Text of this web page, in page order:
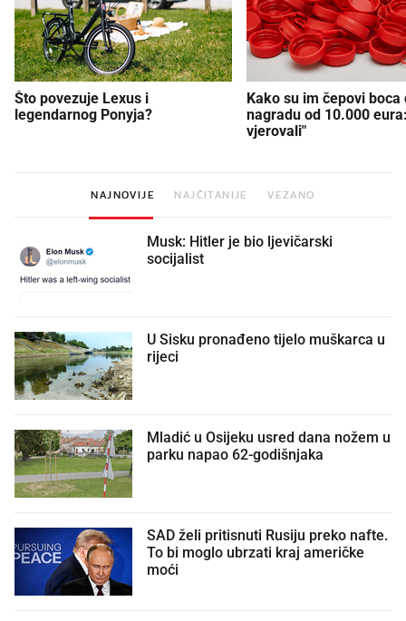
Što povezuje Lexus i
legendarnog Ponyja?
Kako su im čepovi boca
nagradu od 10.000
vjerovali"
NAJNOVIJE NAJČITANIJE VEZANO
Musk: Hitler je bio ljevičarski
socijalist
U Sisku pronađeno tijelo muškarca u
rijeci
Mladić u Osijeku usred dana nožem u
parku napao 62-godišnjaka
SAD želi pritisnuti Rusiju preko nafte.
To bi moglo ubrzati kraj američke
moći